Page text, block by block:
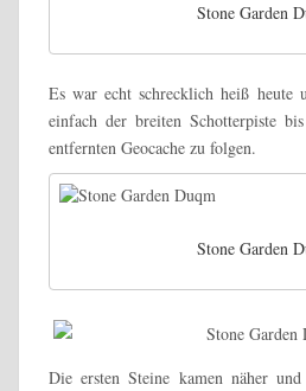
Stone Garden
Es war echt schrecklich heiß heute
einfach der breiten Schotterpiste
entfernten Geocache zu folgen.
Stone Garden
Die ersten Steine kamen näher